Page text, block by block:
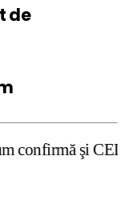
de
în cazul